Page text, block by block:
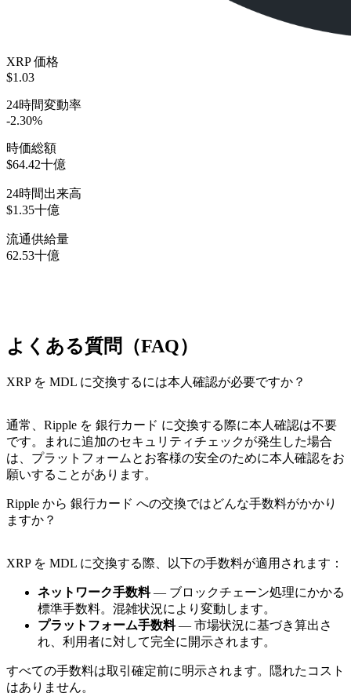
XRP 価格
$1.03
24時間変動率
-2.30%
時価総額
$64.42十億
24時間出来高
$1.35十億
流通供給量
62.53十億
よくある質問（FAQ）
XRP を MDL に交換するには本人確認が必要ですか？
通常、Ripple を 銀行カード に交換する際に本人確認は不要
です。まれに追加のセキュリティチェックが発生した場合
は、プラットフォームとお客様の安全のために本人確認をお
願いすることがあります。
Ripple から 銀行カード への交換ではどんな手数料がかかり
ますか？
XRP を MDL に交換する際、以下の手数料が適用されます：
ネットワーク手数料— ブロックチェーン処理にかかる
標準手数料。混雑状況により変動します。
プラットフォーム手数料— 市場状況に基づき算出さ
れ、利用者に対して完全に開示されます。
すべての手数料は取引確定前に明示されます。隠れたコスト
はありません。